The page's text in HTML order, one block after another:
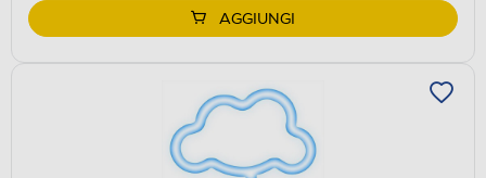
AGGIUNGI